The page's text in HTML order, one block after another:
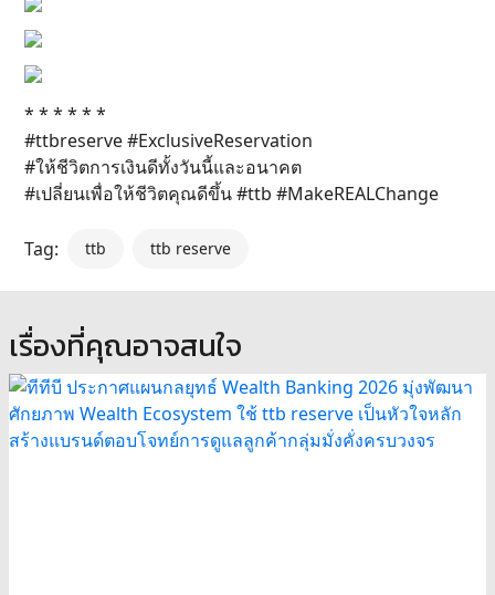
* * * * * *
#ttbreserve #ExclusiveReservation
#ให้ชีวิตการเงินดีทั้งวันนี้และอนาคต
#เปลี่ยนเพื่อให้ชีวิตคุณดีขึ้น #ttb #MakeREALChange
Tag: ttb ttb reserve
เรื่องที่คุณอาจสนใจ